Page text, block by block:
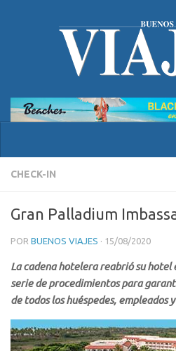
CHECK-IN
Gran Palladium
POR BUENOS VIAJES · 15/08/2020
La cadena hotelera reabrió su hotel
serie de procedimientos para
de todos los huéspedes, empleados